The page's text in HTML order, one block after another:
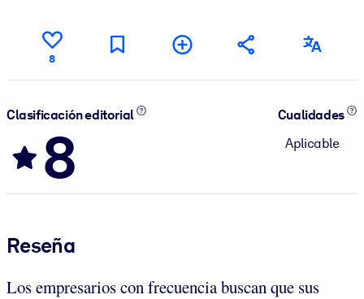
8
Clasificación editorial
8
Cualidades
Aplicable
Reseña
Los empresarios con frecuencia buscan que sus